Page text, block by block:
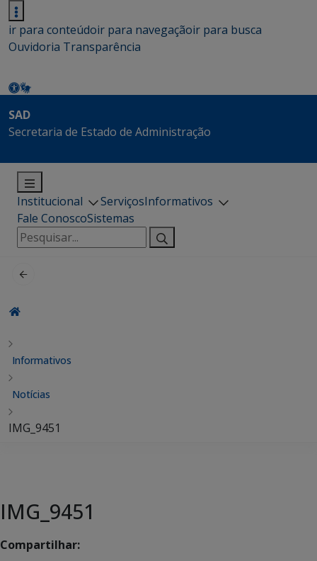
ir para conteúdoir para navegaçãoir para busca
Ouvidoria Transparência
SAD
Secretaria de Estado de Administração
Institucional ServiçosInformativos
Fale ConoscoSistemas
Pesquisar
por:
Informativos
Notícias
IMG_9451
IMG_9451
Compartilhar: